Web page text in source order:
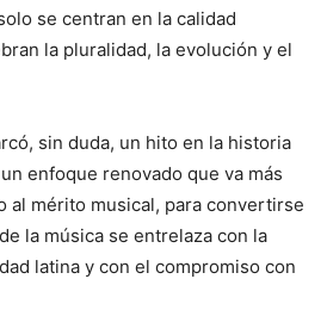
se centran en la calidad
la pluralidad, la evolución y el
sin duda, un hito en la historia
enfoque renovado que va más
al mérito musical, para convertirse
la música se entrelaza con la
latina y con el compromiso con